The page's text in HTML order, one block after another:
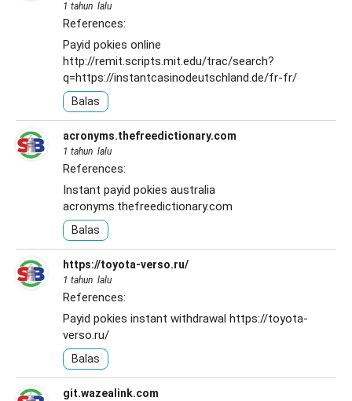
1 tahun lalu
References:
Payid pokies online
http://remit.scripts.mit.edu/trac/search?
q=https://instantcasinodeutschland.de/fr-fr/
Balas
acronyms.thefreedictionary.com
1 tahun lalu
References:
Instant payid pokies australia
acronyms.thefreedictionary.com
Balas
https://toyota-verso.ru/
1 tahun lalu
References:
Payid pokies instant withdrawal https://toyota-
verso.ru/
Balas
git.wazealink.com